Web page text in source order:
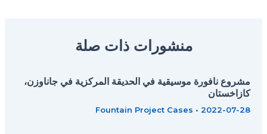
منشورات ذات صلة
مشروع نافورة موسيقية في الحديقة المركزية في جاناوزن،
كازاخستان
Fountain Project Cases •2022-07-28